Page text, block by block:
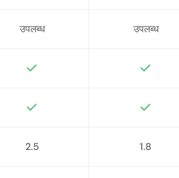
उपलब्ध उपलब्ध
2.5 1.8